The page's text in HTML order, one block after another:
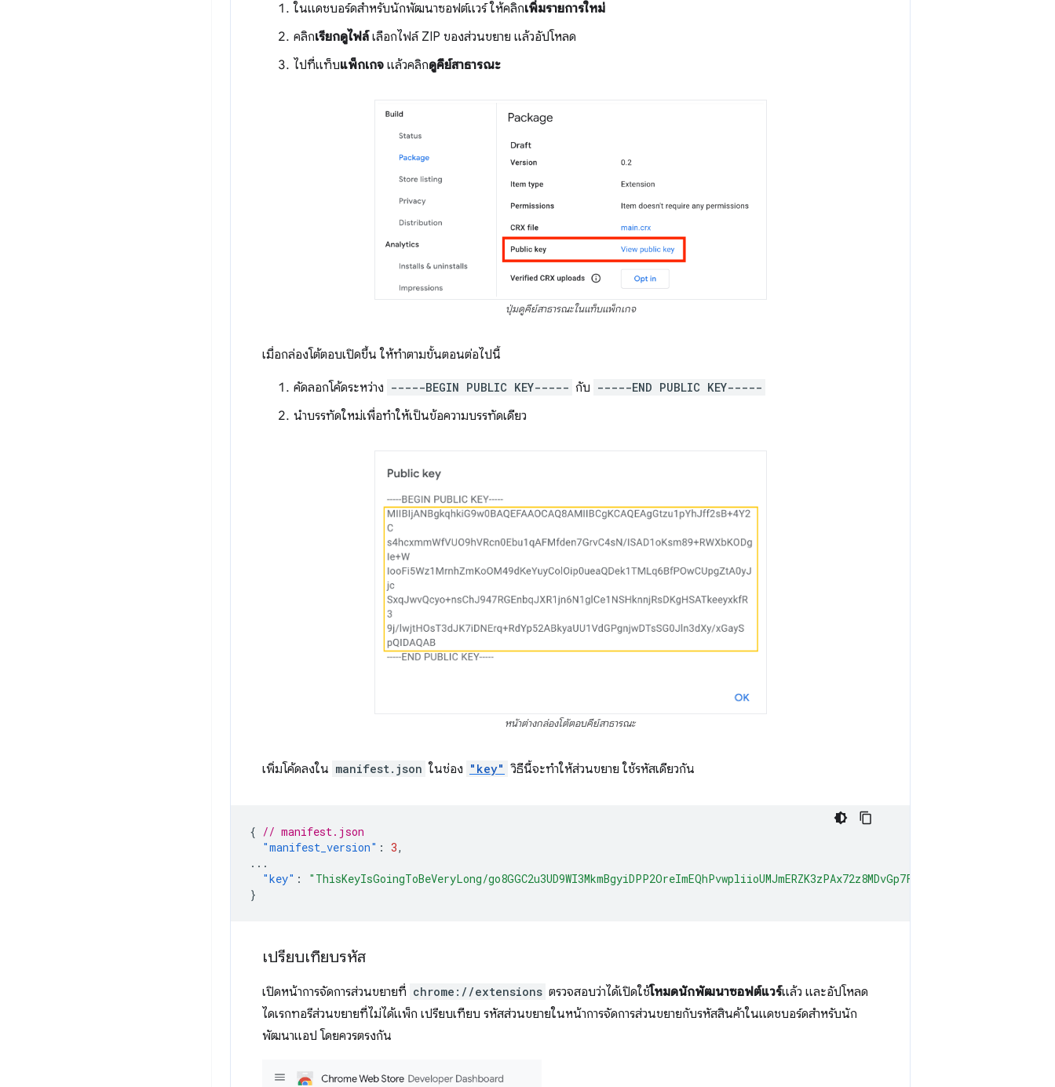
ในแดชบอร์ดสำหรับนักพัฒนาซอฟต์แวร์ ให้คลิกเพิ่มรายการใหม่
คลิกเรียกดูไฟล์เลือกไฟล์ ZIP ของส่วนขยาย แล้วอัปโหลด
ไปที่แท็บแพ็กเกจ แล้วคลิกดูคีย์สาธารณะ
ปุ่มดูคีย์สาธารณะในแท็บแพ็กเกจ
เมื่อกล่องโต้ตอบเปิดขึ้น ให้ทำตามขั้นตอนต่อไปนี้
คัดลอกโค้ดระหว่าง -----BEGIN PUBLIC KEY----- กับ -----END PUBLIC KEY-----
นำบรรทัดใหม่เพื่อทำให้เป็นข้อความบรรทัดเดียว
หน้าต่างกล่องโต้ตอบคีย์สาธารณะ
เพิ่มโค้ดลงใน manifest.json ในช่อง "key" วิธีนี้จะทำให้ส่วนขยาย ใช้รหัสเดียวกัน
{ // manifest.json
"manifest_version" : 3,
...
"key" :
"ThisKeyIsGoingToBeVeryLong/
}
เปรียบเทียบรหัส
เปิดหน้าการจัดการส่วนขยายที่ chrome://extensions ตรวจสอบว่าได้เปิดใช้โหมดนักพัฒนาซอฟต์แวร์แล้ว และอัปโหลด
ไดเรกทอรีส่วนขยายที่ไม่ได้แพ็ก เปรียบเทียบ รหัสส่วนขยายในหน้าการจัดการส่วนขยายกับรหัสสินค้าในแดชบอร์ดสำหรับนัก
พัฒนาแอป โดยควรตรงกัน